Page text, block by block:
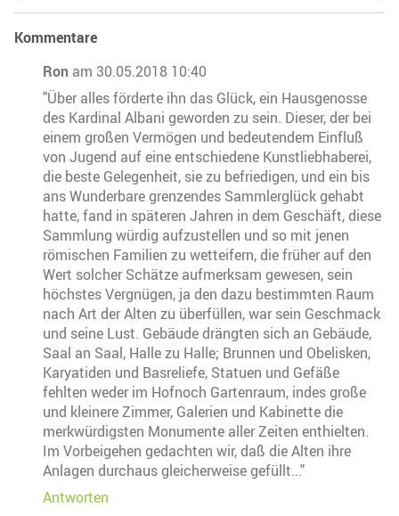
Kommentare
Ron am 30.05.2018 10:40
"Über alles förderte ihn das Glück, ein Hausgenosse
des Kardinal Albani geworden zu sein. Dieser, der bei
einem großen Vermögen und bedeutendem Einfluß
von Jugend auf eine entschiedene Kunstliebhaberei,
die beste Gelegenheit, sie zu befriedigen, und ein bis
ans Wunderbare grenzendes Sammlerglück gehabt
hatte, fand in späteren Jahren in dem Geschäft, diese
Sammlung würdig aufzustellen und so mit jenen
römischen Familien zu wetteifern, die früher auf den
Wert solcher Schätze aufmerksam gewesen, sein
höchstes Vergnügen, ja den dazu bestimmten Raum
nach Art der Alten zu überfüllen, war sein Geschmack
und seine Lust. Gebäude drängten sich an Gebäude,
Saal an Saal, Halle zu Halle; Brunnen und Obelisken,
Karyatiden und Basreliefe, Statuen und Gefäße
fehlten weder im Hofnoch Gartenraum, indes große
und kleinere Zimmer, Galerien und Kabinette die
merkwürdigsten Monumente aller Zeiten enthielten.
Im Vorbeigehen gedachten wir, daß die Alten ihre
Anlagen durchaus gleicherweise gefüllt..."
Antworten